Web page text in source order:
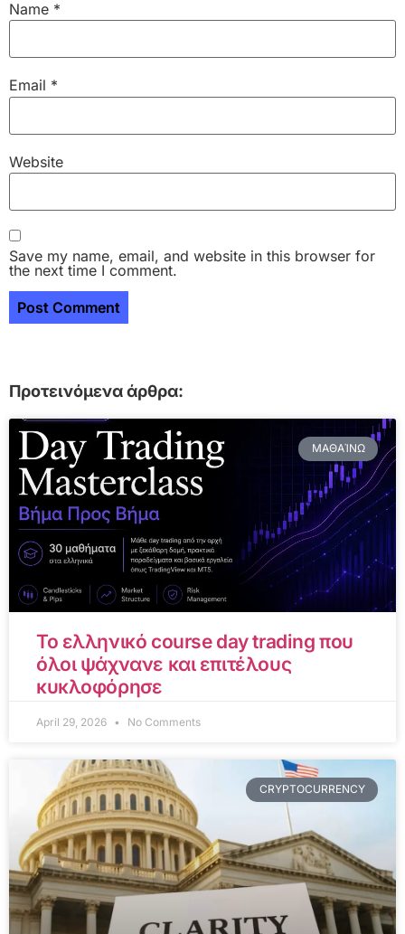
Name *
Email *
Website
Save my name, email, and website in this browser for
the next time I comment.
Προτεινόμενα άρθρα:
ΜΑΘΑΊΝΩ
Το ελληνικό course day trading που
όλοι ψάχνανε και επιτέλους
κυκλοφόρησε
April 29, 2026 No Comments
CRYPTOCURRENCY